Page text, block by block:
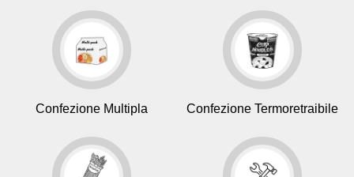
Confezione Multipla Confezione Termoretraibile